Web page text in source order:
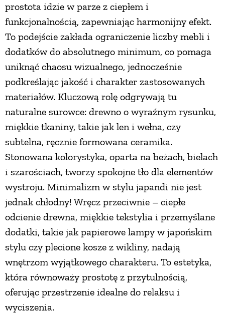
prostota idzie w parze z ciepłem i
funkcjonalnością, zapewniając harmonijny efekt.
To podejście zakłada ograniczenie liczby mebli i
dodatków do absolutnego minimum, co pomaga
uniknąć chaosu wizualnego, jednocześnie
podkreślając jakość i charakter zastosowanych
materiałów. Kluczową rolę odgrywają tu
naturalne surowce: drewno o wyraźnym rysunku,
miękkie tkaniny, takie jak len i wełna, czy
subtelna, ręcznie formowana ceramika.
Stonowana kolorystyka, oparta na beżach, bielach
i szarościach, tworzy spokojne tło dla elementów
wystroju. Minimalizm w stylu japandi nie jest
jednak chłodny! Wręcz przeciwnie – ciepłe
odcienie drewna, miękkie tekstylia i przemyślane
dodatki, takie jak papierowe lampy w japońskim
stylu czy plecione kosze z wikliny, nadają
wnętrzom wyjątkowego charakteru. To estetyka,
która równoważy prostotę z przytulnością,
oferując przestrzenie idealne do relaksu i
wyciszenia.